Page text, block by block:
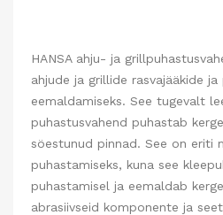
HANSA ahju- ja
ahjude ja grillide rasvajääkide
eemaldamiseks. See tugevalt
puhastusvahend puhastab
söestunud pinnad. See on eriti
puhastamiseks, kuna see
puhastamisel ja eemaldab
abrasiivseid komponente ja